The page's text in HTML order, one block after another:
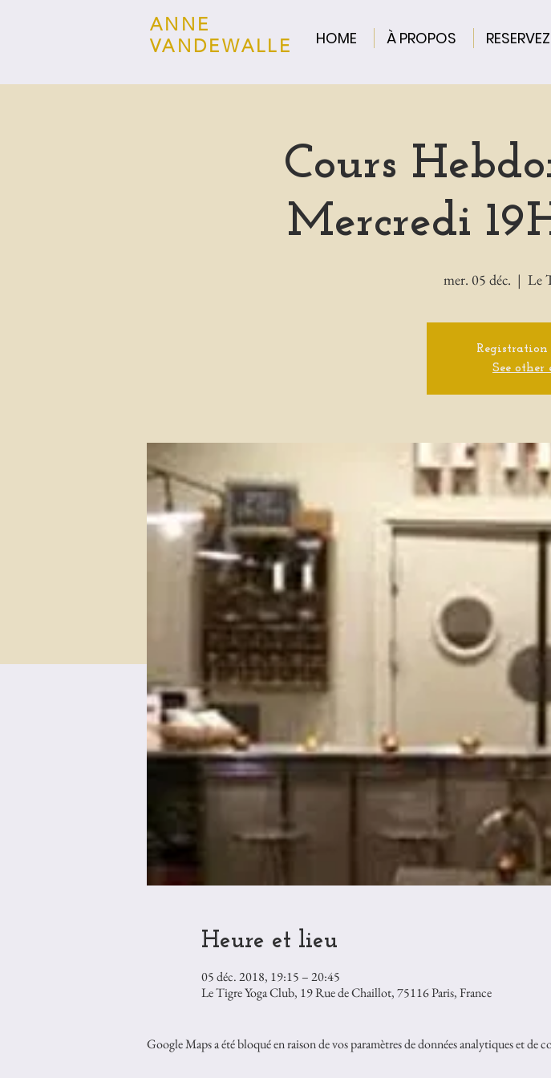
ANNE
VANDEWALLE
HOME À PROPOS
Cours
Mercredi
mer. 05 déc.
  |
Le
Registration
See other
Heure et lieu
05 déc. 2018, 19:15 – 20:45
Le Tigre Yoga Club, 19 Rue de Chaillot, 75116 Paris, France
Google Maps a été bloqué en raison de vos paramètres de données analytiques et de